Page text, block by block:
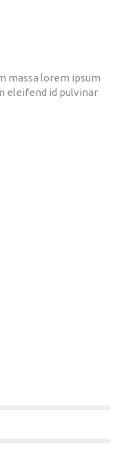
massa lorem ipsum
eleifend id pulvinar